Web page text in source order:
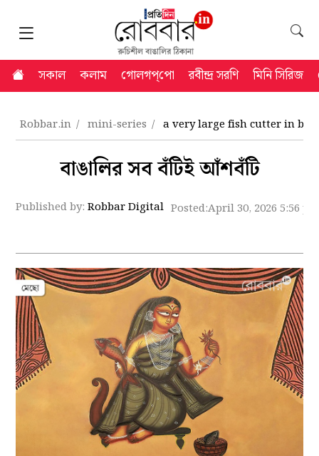
সকাল কলাম গোলগপ্‌পো রবীন্দ্র সরণি মিনি সিরিজ
Robbar.in mini-series a very large fish cutter in
বাঙালির সব বঁটিই আঁশবঁটি
Published by:Robbar Digital Posted:April 30, 2026 5:56